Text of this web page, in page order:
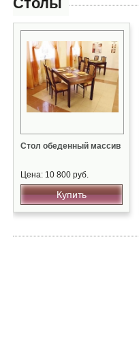
Стол обеденный массив
Цена: 10 800 руб.
Купить